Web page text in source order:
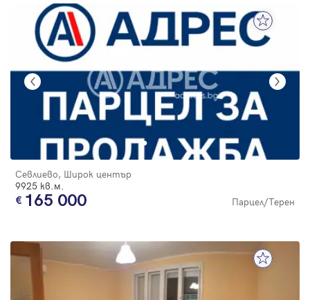
Севлиево, Широк център
9925 кв.м.
165 000 Парцел/Терен